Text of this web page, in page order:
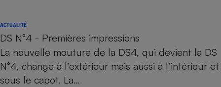
ACTUALITÉ
DS N°4 - Premières impressions
La nouvelle mouture de la DS4, qui devient la DS
N°4, change à l’extérieur mais aussi à l’intérieur et
sous le capot. La…